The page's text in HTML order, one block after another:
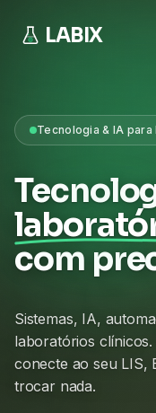
LABIX
Tecnologia & IA
com
Sistemas, IA,
laboratórios clínicos.
conecte ao seu LIS,
trocar nada.